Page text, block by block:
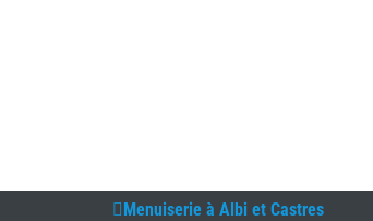
Menuiserie à Albi et Castres